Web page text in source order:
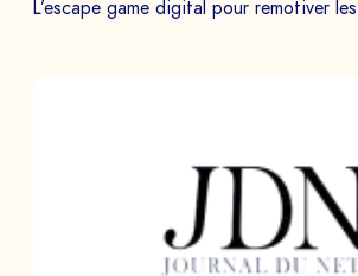
L’escape game digital pour remotiver
TÉLÉPHONE